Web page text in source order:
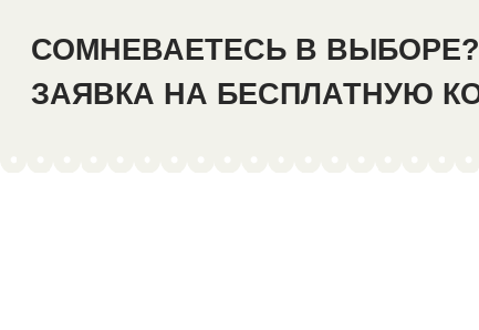
СОМНЕВАЕТЕСЬ В ВЫБОРЕ?
ЗАЯВКА НА БЕСПЛАТНУЮ